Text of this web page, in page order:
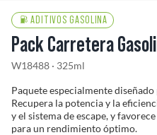
ADITIVOS GASOLINA
Pack Carretera
W18488 · 325ml
Paquete especialmente
Recupera la potencia y la
y el sistema de escape, y
para un rendimiento óptimo.